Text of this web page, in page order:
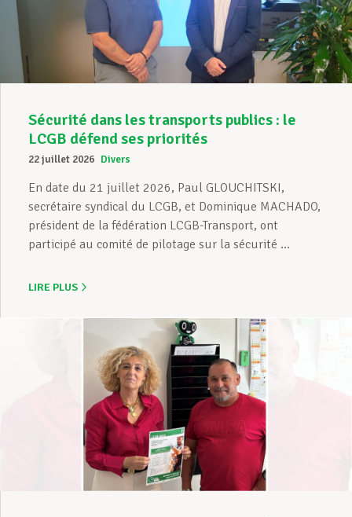
Sécurité dans les transports publics : le
LCGB défend ses priorités
22 juillet 2026 Divers
En date du 21 juillet 2026, Paul GLOUCHITSKI,
secrétaire syndical du LCGB, et Dominique MACHADO,
président de la fédération LCGB-Transport, ont
participé au comité de pilotage sur la sécurité ...
LIRE PLUS